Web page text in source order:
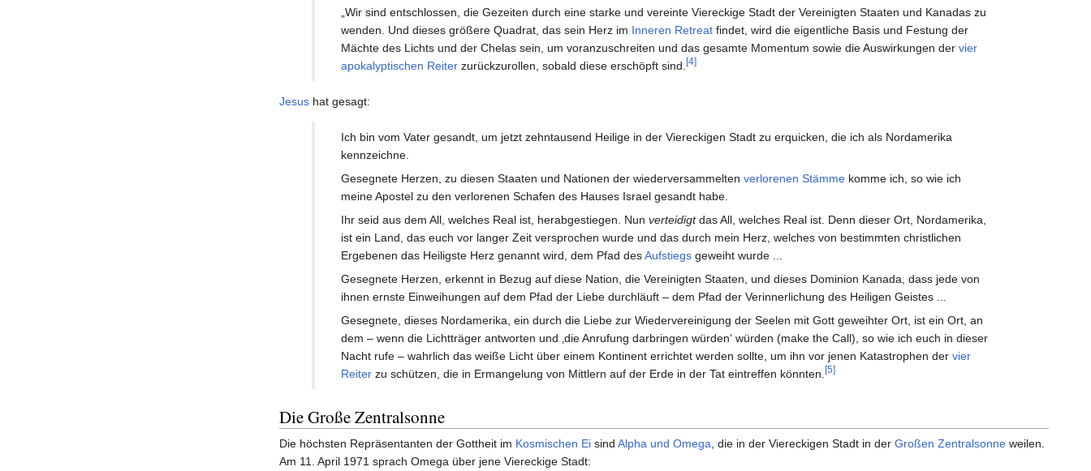
„Wir sind entschlossen, die Gezeiten durch eine starke und vereinte Viereckige Stadt der Vereinigten Staaten und Kanadas zu
wenden. Und dieses größere Quadrat, das sein Herz im Inneren Retreat findet, wird die eigentliche Basis und Festung der
Mächte des Lichts und der Chelas sein, um voranzuschreiten und das gesamte Momentum sowie die Auswirkungen der vier
apokalyptischen Reiter zurückzurollen, sobald diese erschöpft sind. [4]
Jesus hat gesagt:
Ich bin vom Vater gesandt, um jetzt zehntausend Heilige in der Viereckigen Stadt zu erquicken, die ich als Nordamerika
kennzeichne.
Gesegnete Herzen, zu diesen Staaten und Nationen der wiederversammelten verlorenen Stämme komme ich, so wie ich
meine Apostel zu den verlorenen Schafen des Hauses Israel gesandt habe.
Ihr seid aus dem All, welches Real ist, herabgestiegen. Nun verteidigtdas All, welches Real ist. Denn dieser Ort, Nordamerika,
ist ein Land, das euch vor langer Zeit versprochen wurde und das durch mein Herz, welches von bestimmten christlichen
Ergebenen das Heiligste Herz genannt wird, dem Pfad desAufstiegs geweiht wurde ...
Gesegnete Herzen, erkennt in Bezug auf diese Nation, die Vereinigten Staaten, und dieses Dominion Kanada, dass jede von
ihnen ernste Einweihungen auf dem Pfad der Liebe durchläuft – dem Pfad der Verinnerlichung des Heiligen Geistes ...
Gesegnete, dieses Nordamerika, ein durch die Liebe zur Wiedervereinigung der Seelen mit Gott geweihter Ort, ist ein Ort, an
dem – wenn die Lichtträger antworten und ‚die Anrufung darbringen würden‘ würden (make the Call), so wie ich euch in dieser
Nacht rufe – wahrlich das weiße Licht über einem Kontinent errichtet werden sollte, um ihn vor jenen Katastrophen der vier
Reiter zu schützen, die in Ermangelung von Mittlern auf der Erde in der Tat eintreffen könnten. [5]
Die Große Zentralsonne
Die höchsten Repräsentanten der Gottheit im Kosmischen Ei sind Alpha und Omega, die in der Viereckigen Stadt in der Großen Zentralsonne weilen.
Am 11. April 1971 sprach Omega über jene Viereckige Stadt: